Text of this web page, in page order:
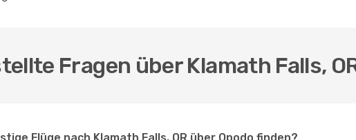
Fragen über Klamath Falls,